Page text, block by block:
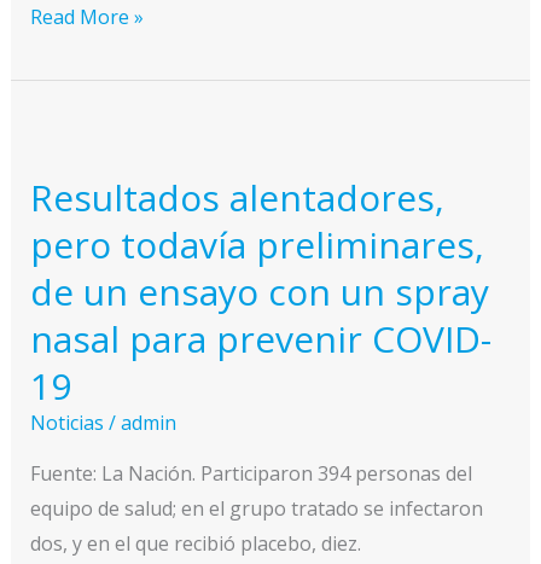
Qué
la
spray
que
podría
prevenir
coronavirus
Read More »
Resultados alentadores,
pero todavía preliminares,
de un ensayo con un spray
nasal para prevenir COVID-
19
Noticias /admin
Fuente: La Nación. Participaron 394 personas del
equipo de salud; en el grupo tratado se infectaron
dos, y en el que recibió placebo, diez.